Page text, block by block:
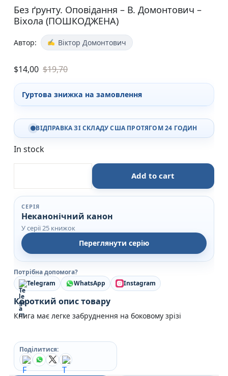
Без ґрунту. Оповідання – В. Домонтович –
Віхола (ПОШКОДЖЕНА)
Автор: Віктор Домонтович
$14,00 $19,70
Гуртова знижка на замовлення
ВІДПРАВКА ЗІ СКЛАДУ США ПРОТЯГОМ 24 ГОДИН
In stock
Без ґрунту. Оповідання - В. Домонтович -
Add to cart
СЕРІЯ
Неканонічний канон
У серії 25 книжок
Переглянути серію
Потрібна допомога?
Telegram
WhatsApp Instagram
Короткий опис товару
Книга має легке забруднення на боковому зрізі
Поділитися: